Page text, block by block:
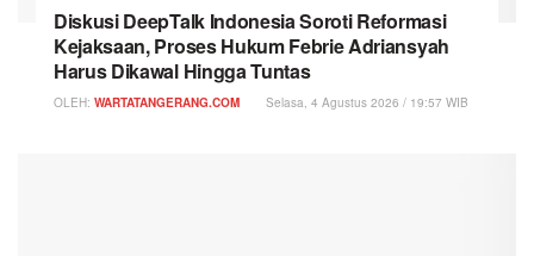
Diskusi DeepTalk Indonesia Soroti Reformasi
Kejaksaan, Proses Hukum Febrie Adriansyah
Harus Dikawal Hingga Tuntas
OLEH: WARTATANGERANG.COM Selasa, 4 Agustus 2026 / 19:57 WIB